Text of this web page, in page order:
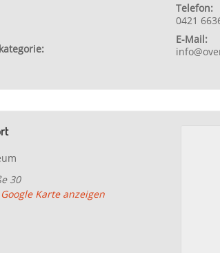
Telefon:
0421
E-Mail:
30
Google Karte anzeigen